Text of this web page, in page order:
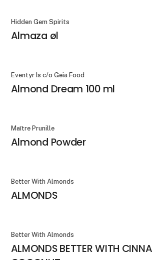
Hidden Gem Spirits
Almaza øl
Eventyr Is c/o Geia Food
Almond Dream 100 ml
Maître Prunille
Almond Powder
Better With Almonds
ALMONDS
Better With Almonds
ALMONDS BETTER WITH